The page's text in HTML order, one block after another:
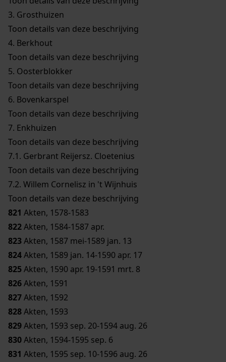
3. Grosthuizen
Toon details van deze beschrijving
4. Berkhout
Toon details van deze beschrijving
5. Oosterblokker
Toon details van deze beschrijving
6. Bovenkarspel
Toon details van deze beschrijving
7. Enkhuizen
Toon details van deze beschrijving
7.1. Gerbrant Reijersz. Cloetenius
Toon details van deze beschrijving
7.2. Willem Cornelisz in 't Wijnhuis
Toon details van deze beschrijving
821 Akten, 1578-1583
822Akten, 1584-1587 apr.
823Akten, 1587 mei-1589 jan. 13
824Akten, 1589 jan. 14-1590 apr. 17
825Akten, 1590 apr. 19-1591 mrt. 8
826Akten, 1591
827Akten, 1592
828Akten, 1593
829Akten, 1593 sep. 20-1594 aug. 26
830Akten, 1594-1595 sep. 6
831 Akten, 1595 sep. 10-1596 aug. 26